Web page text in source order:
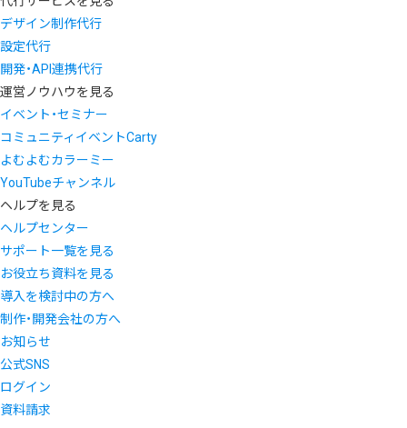
デザイン制作代行
設定代行
開発・API連携代行
運営ノウハウを見る
イベント・セミナー
コミュニティイベントCarty
よむよむカラーミー
YouTubeチャンネル
ヘルプを見る
ヘルプセンター
サポート一覧を見る
お役立ち資料を見る
導入を検討中の方へ
制作・開発会社の方へ
お知らせ
公式SNS
ログイン
資料請求